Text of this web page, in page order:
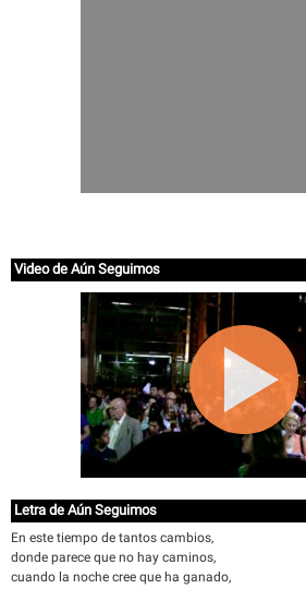
Video de Aún Seguimos
Letra de Aún Seguimos
En este tiempo de tantos cambios,
donde parece que no hay caminos,
cuando la noche cree que ha ganado,